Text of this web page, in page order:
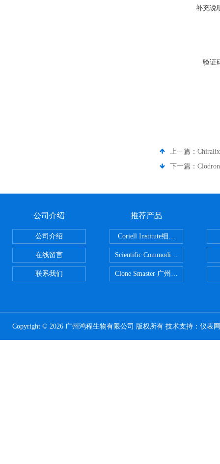
补充说
验证
上一篇：
下一篇：
公司介绍
公司介绍
在线留言
联系我们
推荐产品
Scientific CommoditiesPE管 广州
Clone Smaster 广州鸿程代理
Copyright © 2026 广州鸿程生物有限公司 版权所有 技术支持： 仪表网